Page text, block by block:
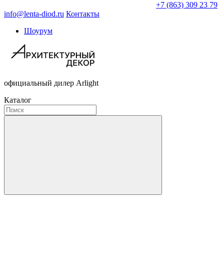
+7 (863) 309 23 79
info@lenta-diod.ru Контакты
Шоурум
официальный дилер Arlight
Каталог